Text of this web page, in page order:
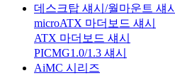
데스크탑 섀시/월마운트 섀시
microATX 마더보드 섀시
ATX 마더보드 섀시
PICMG1.0/1.3 섀시
AiMC 시리즈